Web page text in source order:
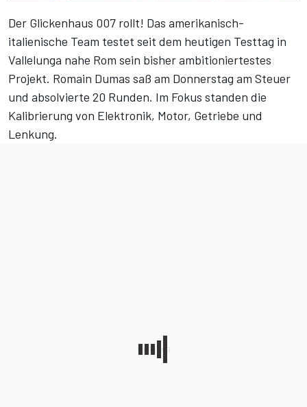
Der Glickenhaus 007 rollt! Das amerikanisch-
italienische Team testet seit dem heutigen Testtag in
Vallelunga nahe Rom sein bisher ambitioniertestes
Projekt. Romain Dumas saß am Donnerstag am Steuer
und absolvierte 20 Runden. Im Fokus standen die
Kalibrierung von Elektronik, Motor, Getriebe und
Lenkung.